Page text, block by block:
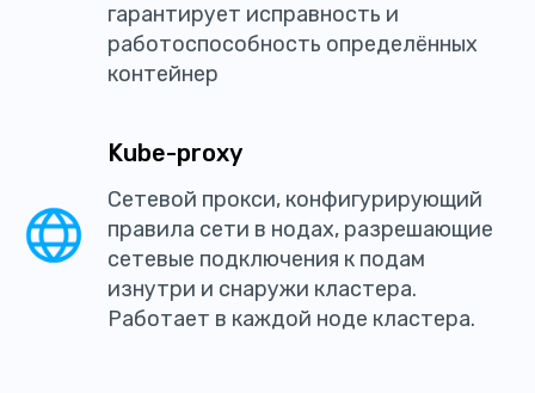
гарантирует исправность и
работоспособность определённых
контейнер
Kube-proxy
Сетевой прокси, конфигурирующий
правила сети в нодах, разрешающие
сетевые подключения к подам
изнутри и снаружи кластера.
Работает в каждой ноде кластера.